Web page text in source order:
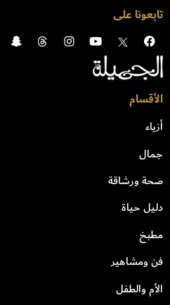
تابعونا على
الأقسام
أزياء
جمال
صحة ورشاقة
دليل حياة
مطبخ
فن ومشاهير
الأم والطفل